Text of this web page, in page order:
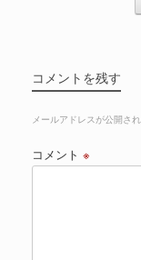
コメントを残す
メールアドレスが公開さ
コメント ※